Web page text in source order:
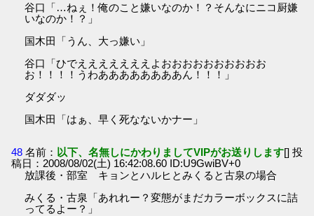
谷口「…ねぇ！俺のこと嫌いなのか！？そんなにニコ厨嫌
いなのか！？」
国木田「うん、大っ嫌い」
谷口「ひでえええええええよおおおおおおおおおお
お！！！！うわああああああああん！！！」
ダダダッ
国木田「はぁ、早く死なないかナー」
48 名前： 以下、名無しにかわりましてVIPがお送りします[] 投
稿日：2008/08/02(土) 16:42:08.60 ID:U9GwiBV+0
放課後・部室 キョンとハルヒとみくると古泉の場合
みくる・古泉「あれれー？変態がまだカラーボックスに詰
ってるよー？」